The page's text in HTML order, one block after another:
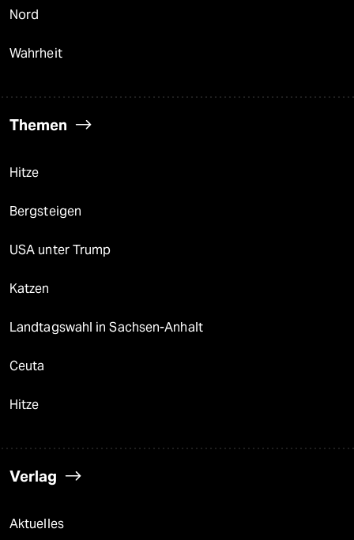
Nord
Wahrheit
Themen
Hitze
Bergsteigen
USA unter Trump
Katzen
Landtagswahl in Sachsen-Anhalt
Ceuta
Hitze
Verlag
Aktuelles